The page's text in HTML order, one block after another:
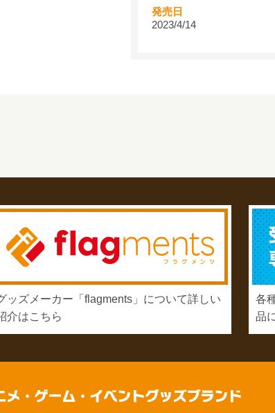
発売日
2023/4/14
ッズメーカー「flagments」について詳しい
介はこちら
各
品